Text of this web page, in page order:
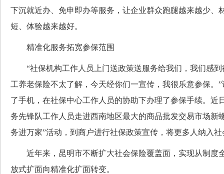
下沉就近办、免申即办等服务，让企业群众跑腿越来越少、
短、体验越来越好。
精准化服务拓宽参保范围
“社保机构工作人员上门送政策送服务给我们，我们感到
工养老保险不太了解，今天经你们一宣传，我很乐意参保。
了手机，在社保中心工作人员的协助下办理了参保手续。近
务先锋队工作人员走进西南地区最大的商品批发交易市场新
务进万家”活动，到商户进行社保政策宣传，将更多人纳入
近年来，昆明市不断扩大社会保险覆盖面，实现从制度
放式扩面向精准化扩面转变。